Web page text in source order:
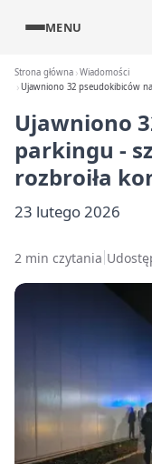
MENU
Strona główna Wiadomości
Ujawniono 32 pseudokibiców
Ujawniono
parkingu -
rozbroiła
23 lutego 2026
2 min czytania